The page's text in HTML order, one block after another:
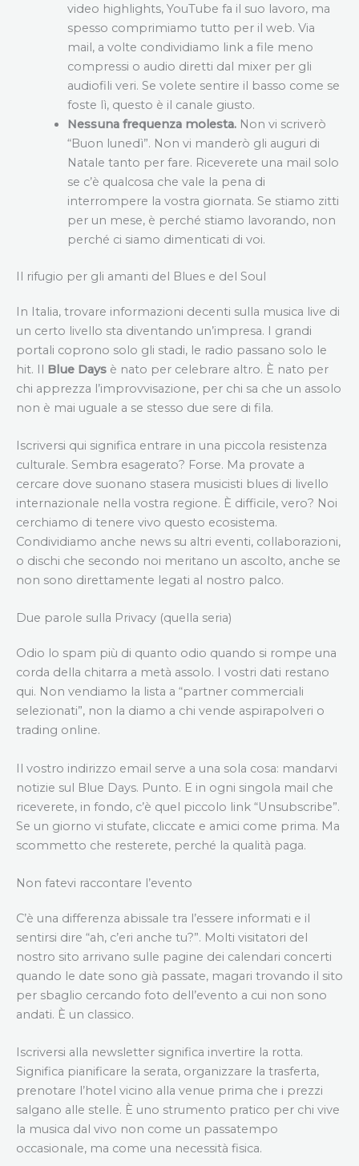
video highlights, YouTube fa il suo lavoro, ma
spesso comprimiamo tutto per il web. Via
mail, a volte condividiamo link a file meno
compressi o audio diretti dal mixer per gli
audiofili veri. Se volete sentire il basso come se
foste lì, questo è il canale giusto.
Nessuna frequenza molesta.Non vi scriverò
“Buon lunedì”. Non vi manderò gli auguri di
Natale tanto per fare. Riceverete una mail solo
se c’è qualcosa che vale la pena di
interrompere la vostra giornata. Se stiamo zitti
per un mese, è perché stiamo lavorando, non
perché ci siamo dimenticati di voi.
Il rifugio per gli amanti del Blues e del Soul
In Italia, trovare informazioni decenti sulla musica live di
un certo livello sta diventando un’impresa. I grandi
portali coprono solo gli stadi, le radio passano solo le
hit. Il Blue Days è nato per celebrare altro. È nato per
chi apprezza l’improvvisazione, per chi sa che un assolo
non è mai uguale a se stesso due sere di fila.
Iscriversi qui significa entrare in una piccola resistenza
culturale. Sembra esagerato? Forse. Ma provate a
cercare dove suonano stasera musicisti blues di livello
internazionale nella vostra regione. È difficile, vero? Noi
cerchiamo di tenere vivo questo ecosistema.
Condividiamo anche news su altri eventi, collaborazioni,
o dischi che secondo noi meritano un ascolto, anche se
non sono direttamente legati al nostro palco.
Due parole sulla Privacy (quella seria)
Odio lo spam più di quanto odio quando si rompe una
corda della chitarra a metà assolo. I vostri dati restano
qui. Non vendiamo la lista a “partner commerciali
selezionati”, non la diamo a chi vende aspirapolveri o
trading online.
Il vostro indirizzo email serve a una sola cosa: mandarvi
notizie sul Blue Days. Punto. E in ogni singola mail che
riceverete, in fondo, c’è quel piccolo link “Unsubscribe”.
Se un giorno vi stufate, cliccate e amici come prima. Ma
scommetto che resterete, perché la qualità paga.
Non fatevi raccontare l’evento
C’è una differenza abissale tra l’essere informati e il
sentirsi dire “ah, c’eri anche tu?”. Molti visitatori del
nostro sito arrivano sulle pagine dei calendari concerti
quando le date sono già passate, magari trovando il sito
per sbaglio cercando foto dell’evento a cui non sono
andati. È un classico.
Iscriversi alla newsletter significa invertire la rotta.
Significa pianificare la serata, organizzare la trasferta,
prenotare l’hotel vicino alla venue prima che i prezzi
salgano alle stelle. È uno strumento pratico per chi vive
la musica dal vivo non come un passatempo
occasionale, ma come una necessità fisica.